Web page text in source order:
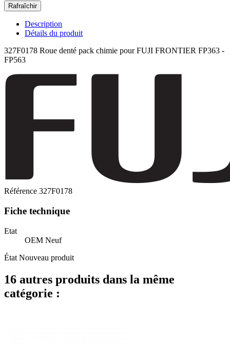
Description
Détails du produit
327F0178 Roue denté pack chimie pour FUJI FRONTIER FP363 -
FP563
Référence 327F0178
Fiche technique
Etat
OEM Neuf
État Nouveau produit
16 autres produits dans la même
catégorie :